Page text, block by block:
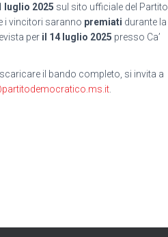
luglio 2025 sul sito ufficiale del Partito
i vincitori saranno premiati durante la
per il 14 luglio 2025 presso Ca’
il bando completo, si invita a